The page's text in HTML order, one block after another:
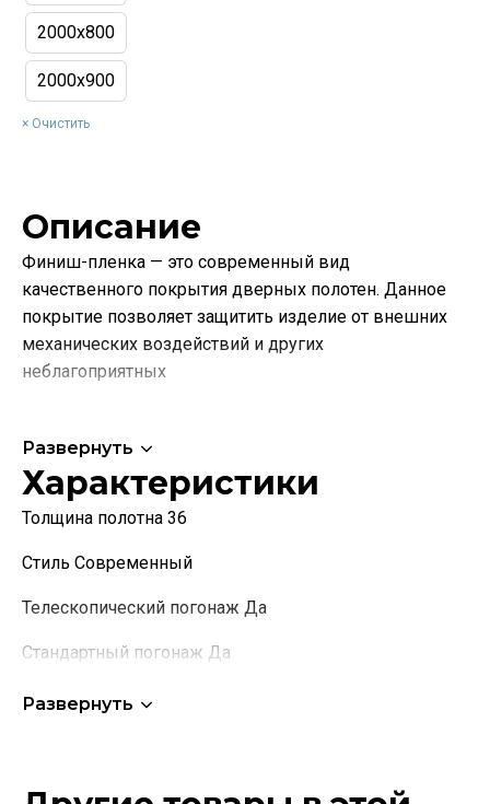
2000х800
2000х900
Очистить
Описание
Финиш-пленка — это современный вид
качественного покрытия дверных полотен. Данное
покрытие позволяет защитить изделие от внешних
механических воздействий и других
неблагоприятных
Развернуть
Характеристики
Толщина полотна 36
Стиль Современный
Телескопический погонаж Да
Стандартный погонаж Да
Коллекция Серия P
Наименование производителя полное S6, Каштан,
Развернуть